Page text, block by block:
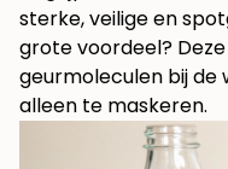
sterke, veilige en
grote voordeel?
geurmoleculen bij de
alleen te maskeren.